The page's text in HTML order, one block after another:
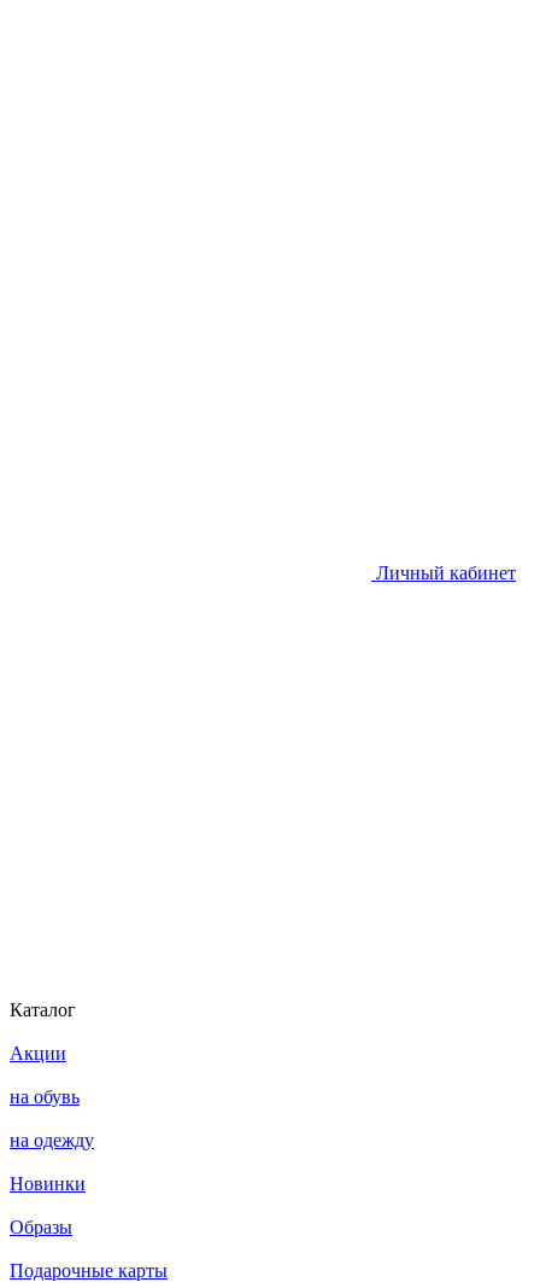
Личный кабинет
Каталог
Акции
на обувь
на одежду
Новинки
Образы
Подарочные карты